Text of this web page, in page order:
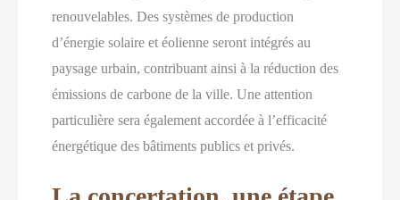
renouvelables. Des systèmes de production
d’énergie solaire et éolienne seront intégrés au
paysage urbain, contribuant ainsi à la réduction des
émissions de carbone de la ville. Une attention
particulière sera également accordée à l’efficacité
énergétique des bâtiments publics et privés.